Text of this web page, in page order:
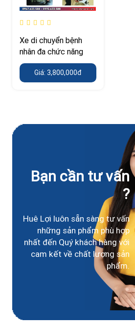
Xe di chuyển bệnh
nhân đa chức năng
Giá: 3,800,000đ
Bạn cần tư vấn
?
Huê Lợi luôn sẵn sàng tư vấn
những sản phẩm phù hợp
nhất đến Quý khách hàng với
cam kết về chất lượng sản
phẩm.